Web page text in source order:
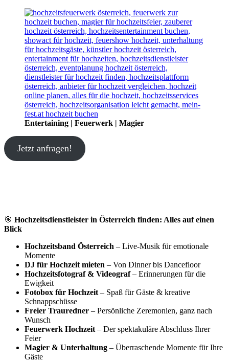
Entertaining | Feuerwerk | Magier
Jetzt anfragen!
🎯 Hochzeitsdienstleister in Österreich finden: Alles auf einen
Blick
Hochzeitsband Österreich – Live-Musik für emotionale
Momente
DJ für Hochzeit mieten – Von Dinner bis Dancefloor
Hochzeitsfotograf & Videograf– Erinnerungen für die
Ewigkeit
Fotobox für Hochzeit – Spaß für Gäste & kreative
Schnappschüsse
Freier Trauredner – Persönliche Zeremonien, ganz nach
Wunsch
Feuerwerk Hochzeit – Der spektakuläre Abschluss Ihrer
Feier
Magier & Unterhaltung – Überraschende Momente für Ihre
Gäste